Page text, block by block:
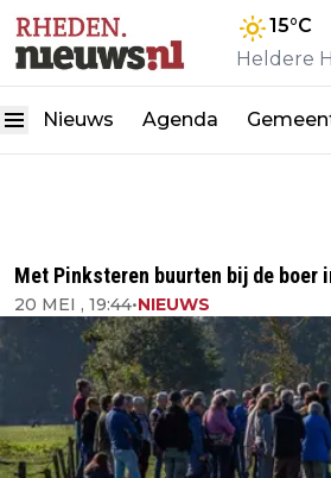
15°C
Heldere
Nieuws Agenda
Met Pinksteren buurten bij de boer
20 MEI , 19:44•NIEUWS